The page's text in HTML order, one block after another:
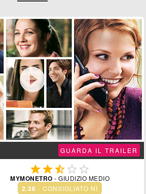

GUARDA IL TRAILER
  
MYMONETRO - GIUDIZIO MEDIO
2.36 - CONSIGLIATO NÌ